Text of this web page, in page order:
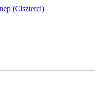
(Ciszterci)